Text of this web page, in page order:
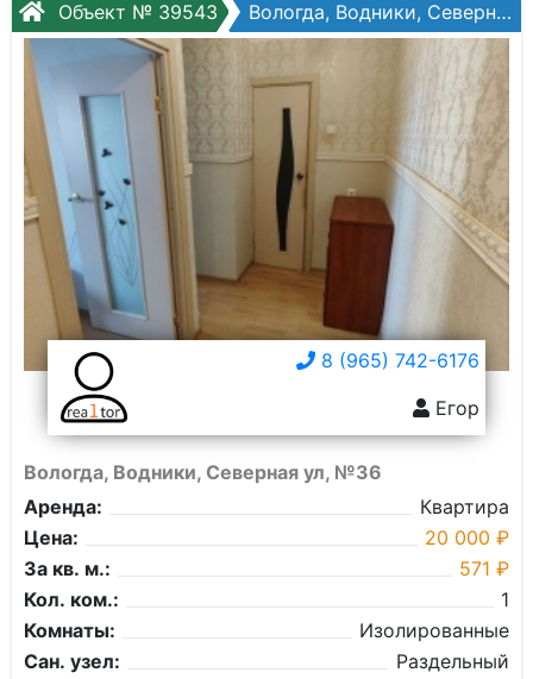
Объект № 39543 Вологда, Водники, Северная ул, №36
8 (965) 742-6176
Егор
Вологда, Водники, Северная ул, №36
Аренда:
Квартира
Цена:
20 000 ₽
За кв. м.:
571 ₽
Кол. ком.:
1
Комнаты:
Изолированные
Сан. узел:
Раздельный